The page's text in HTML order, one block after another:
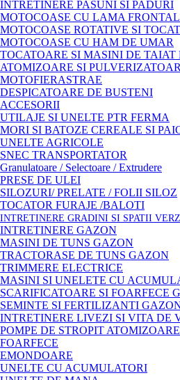
INTRETINERE PASUNI SI PADURI
MOTOCOASE CU LAMA
MOTOCOASE ROTATIVE SI
MOTOCOASE CU HAM DE UMAR
TOCATOARE SI MASINI DE TAIAT
ATOMIZOARE SI
MOTOFIERASTRAE
DESPICATOARE DE BUSTENI
ACCESORII
UTILAJE SI UNELTE PTR FERMA
MORI SI BATOZE CEREALE SI
UNELTE AGRICOLE
SNEC TRANSPORTATOR
Granulatoare / Selectoare / Extrudere
PRESE DE ULEI
SILOZURI/ PRELATE / FOLII SILOZ
TOCATOR FURAJE /BALOTI
INTRETINERE GRADINI SI SPATII
INTRETINERE GAZON
MASINI DE TUNS GAZON
TRACTORASE DE TUNS GAZON
TRIMMERE ELECTRICE
MASINI SI UNELETE CU
SCARIFICATOARE SI FOARFECE
SEMINTE SI FERTILIZANTI
INTRETINERE LIVEZI SI VITA DE
POMPE DE STROPIT
FOARFECE
EMONDOARE
UNELTE CU ACUMULATORI